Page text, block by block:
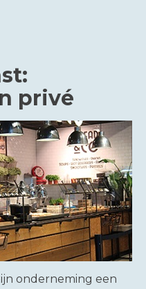
privé
onderneming een